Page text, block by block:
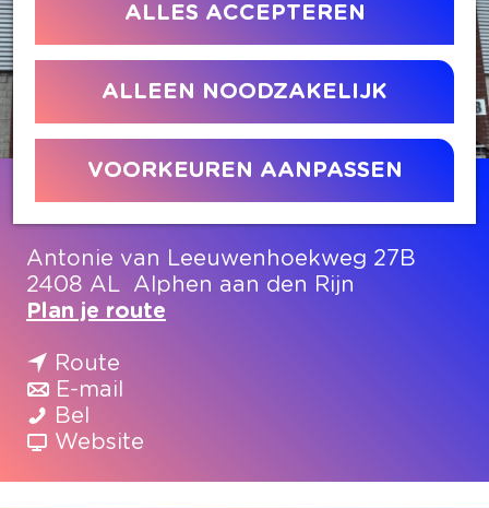
ALLES ACCEPTEREN
ALLEEN NOODZAKELIJK
VOORKEUREN AANPASSEN
Contact
Antonie van Leeuwenhoekweg 27B
2408 AL
Alphen aan den Rijn
Plan je route
Route
r
E-mail
a
Bel
i
Website